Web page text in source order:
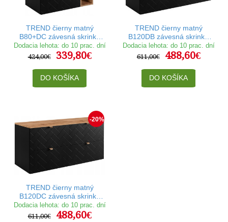
TREND čierny matný
B80+DC závesná skrinka
pod umývadlo 80 cm
Dodacia lehota: do 10 prac. dní
424,00€
339,80€
DO KOŠÍKA
TREND čierny matný
B120DB závesná skrinka
pod umývadlo 120 cm
Dodacia lehota: do 10 prac. dní
611,00€
488,60€
DO KOŠÍKA
-20%
TREND čierny matný
B120DC závesná skrinka
pod umývadlo 120 cm
Dodacia lehota: do 10 prac. dní
611,00€
488,60€